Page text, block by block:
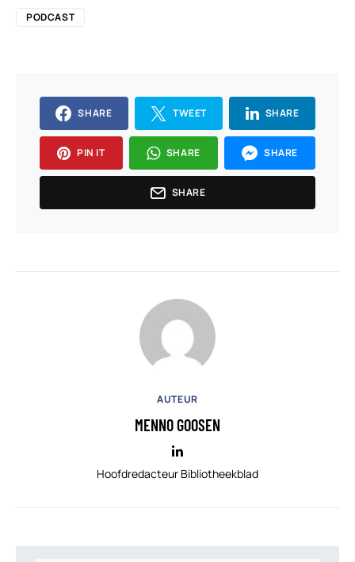
PODCAST
SHARE TWEET SHARE
PIN IT SHARE SHARE
SHARE
AUTEUR
MENNO GOOSEN
Hoofdredacteur Bibliotheekblad